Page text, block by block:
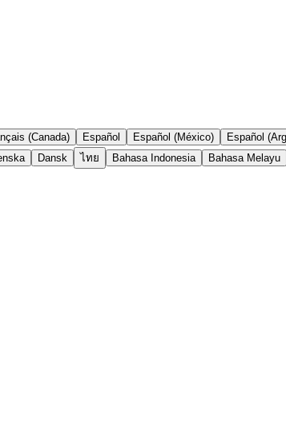
(Canada) Español Español (México) Español
Dansk ไทย Bahasa Indonesia Bahasa Melayu